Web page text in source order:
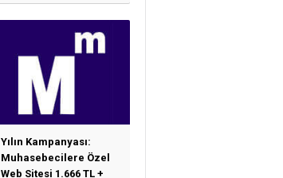
Yılın Kampanyası:
Muhasebecilere Özel
Web Sitesi 1.666 TL +